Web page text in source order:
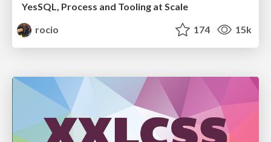
YesSQL, Process and Tooling at Scale
rocio
174 15k